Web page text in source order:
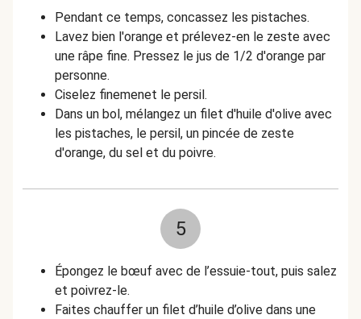
Pendant ce temps, concassez les pistaches.
Lavez bien l'orange et prélevez-en le zeste avec
une râpe fine. Pressez le jus de 1/2 d'orange par
personne.
Ciselez finemenet le persil.
Dans un bol, mélangez un filet d'huile d'olive avec
les pistaches, le persil, un pincée de zeste
d'orange, du sel et du poivre.
5
Épongez le bœuf avec de l’essuie-tout, puis salez
et poivrez-le.
Faites chauffer un filet d’huile d’olive dans une